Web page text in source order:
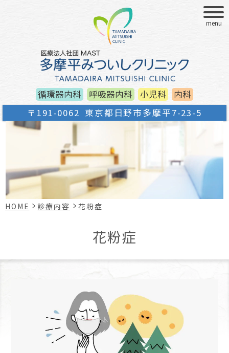
循環器内科 呼吸器内科 小児科
内科
〒191-0062 東京都日野市多摩平7-23-5
menu
HOME 診療内容 花粉症
花粉症